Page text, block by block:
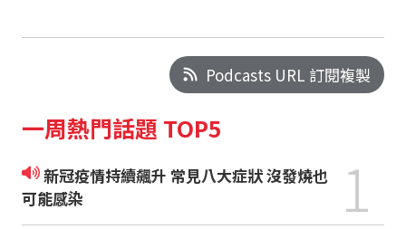
Podcasts URL 訂閱複製
一周熱門話題 TOP5
新冠疫情持續飆升 常見八大症狀 沒發燒也
可能感染
1